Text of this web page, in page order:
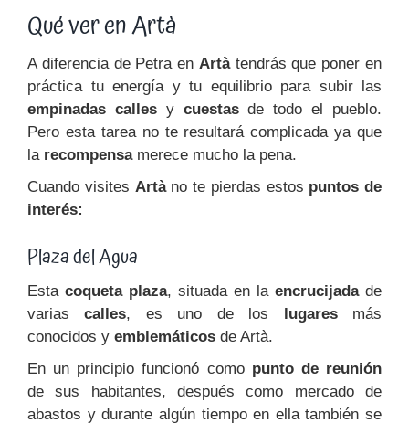
Qué ver en Artà
A diferencia de Petra en Artàtendrás que poner en
práctica tu energía y tu equilibrio para subir las
empinadas callesy cuestasde todo el pueblo.
Pero esta tarea no te resultará complicada ya que
la recompensamerece mucho la pena.
Cuando visites Artàno te pierdas estos puntos de
interés:
Plaza del Agua
Estacoqueta plaza, situada en la encrucijadade
variascalles, es uno de los lugaresmás
conocidos y emblemáticos de Artà.
En un principio funcionó como punto de reunión
de sus habitantes, después como mercado de
abastos y durante algún tiempo en ella también se